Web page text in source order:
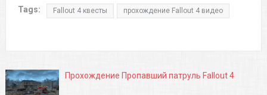
Tags: Fallout 4 квесты прохождение Fallout 4 видео
Прохождение Пропавший патруль Fallout 4